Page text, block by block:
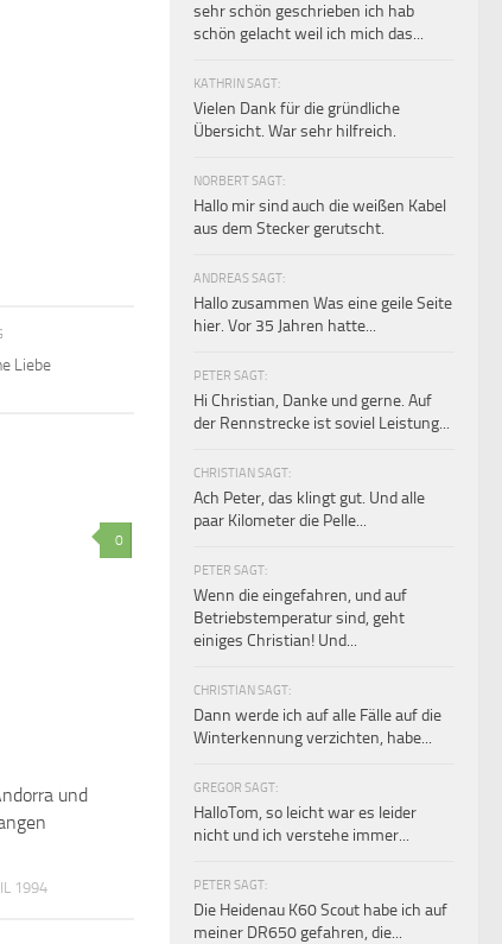
Liebe
0
und
1994
sehr schön geschrieben ich hab
schön gelacht weil ich mich das...
KATHRIN SAGT:
Vielen Dank für die gründliche
Übersicht. War sehr hilfreich.
NORBERT SAGT:
Hallo mir sind auch die weißen Kabel
aus dem Stecker gerutscht.
ANDREAS SAGT:
Hallo zusammen Was eine geile Seite
hier. Vor 35 Jahren hatte...
PETER SAGT:
Hi Christian, Danke und gerne. Auf
der Rennstrecke ist soviel Leistung...
CHRISTIAN SAGT:
Ach Peter, das klingt gut. Und alle
paar Kilometer die Pelle...
PETER SAGT:
Wenn die eingefahren, und auf
Betriebstemperatur sind, geht
einiges Christian! Und...
CHRISTIAN SAGT:
Dann werde ich auf alle Fälle auf die
Winterkennung verzichten, habe...
GREGOR SAGT:
HalloTom, so leicht war es leider
nicht und ich verstehe immer...
PETER SAGT:
Die Heidenau K60 Scout habe ich auf
meiner DR650 gefahren, die...